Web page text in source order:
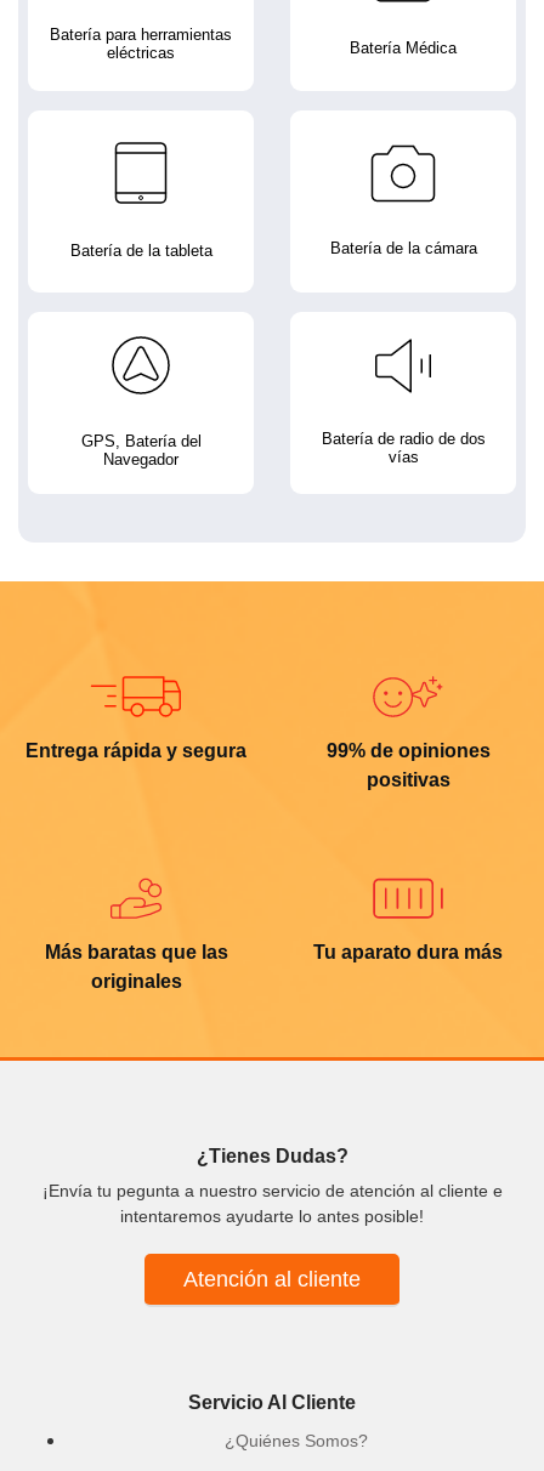
Batería para herramientas
eléctricas
Batería Médica
Batería de la tableta Batería de la cámara
GPS, Batería del
Navegador
Batería de radio de dos
vías
Entrega rápida y segura
99% de opiniones
positivas
Más baratas que las
originales
Tu aparato dura más
¿Tienes Dudas?
¡Envía tu pegunta a nuestro servicio de atención al cliente e
intentaremos ayudarte lo antes posible!
Atención al cliente
Servicio Al Cliente
¿Quiénes Somos?